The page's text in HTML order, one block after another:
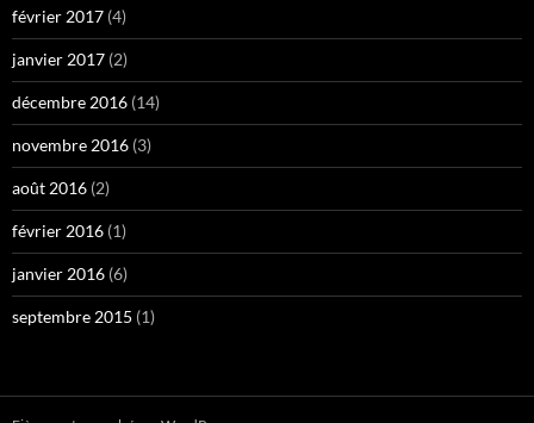
février 2017 (4)
janvier 2017 (2)
décembre 2016 (14)
novembre 2016 (3)
août 2016 (2)
février 2016 (1)
janvier 2016 (6)
septembre 2015 (1)